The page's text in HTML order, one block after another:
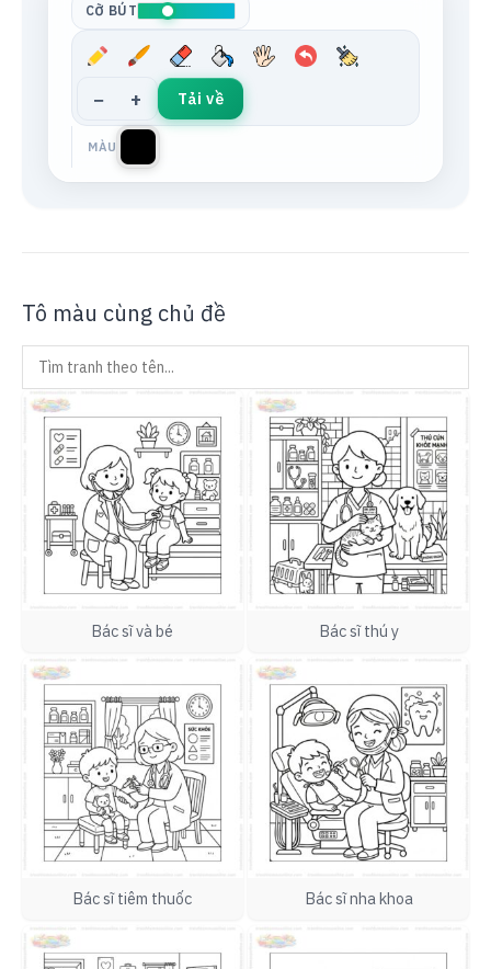
CỠ BÚT
− + Tải về
MÀU
Tô màu cùng chủ đề
Bác sĩ và bé Bác sĩ thú y
Bác sĩ tiêm thuốc Bác sĩ nha khoa